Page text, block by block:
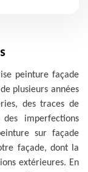
peinture façade
plusieurs années
des traces de
imperfections
sur façade
façade, dont la
extérieures. En